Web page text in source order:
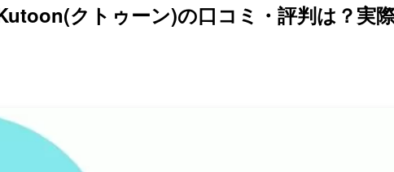
クトゥーン)の口コミ・評判は？実